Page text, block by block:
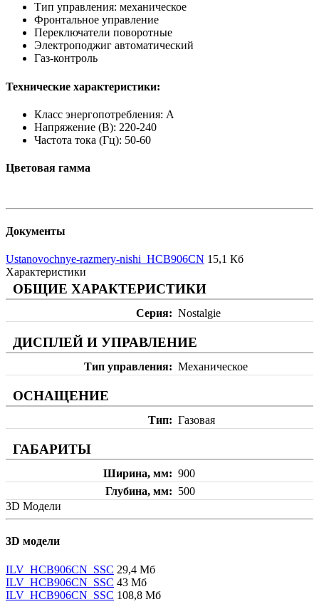
Тип управления: механическое
Фронтальное управление
Переключатели поворотные
Электроподжиг автоматический
Газ-контроль
Технические характеристики:
Класс энергопотребления: A
Напряжение (В): 220-240
Частота тока (Гц): 50-60
Цветовая гамма
Документы
Ustanovochnye-razmery-nishi_HCB906CN 15,1 Кб
Характеристики
ОБЩИЕ ХАРАКТЕРИСТИКИ
Серия Nostalgie
ДИСПЛЕЙ И УПРАВЛЕНИЕ
Тип управления Механическое
ОСНАЩЕНИЕ
Тип Газовая
ГАБАРИТЫ
Ширина, мм
900
Глубина, мм
500
3D Модели
3D модели
ILV_HCB906CN_SSC 29,4 Мб
ILV_HCB906CN_SSC 43 Мб
ILV_HCB906CN_SSC 108,8 Мб